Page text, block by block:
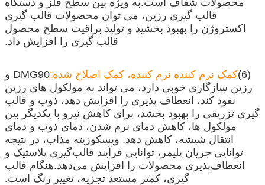
قالب گیری رزین، می توان محصولات قالب گیری
اکستروژن را بهبود بخشید و تولید براقیت سطح محصول
قالب گیری را افزایش داد.
(6) کمک نرم کننده نرم کننده، کمک اصلاح شده:
DMG90 و
رزین سازگاری خوبی دارد، می تواند به مولکول های رزین
نفوذ کند، انعطاف پذیری را افزایش دهد، ذوب و قالب
گیری تزریقی را بهبود بخشد، برای کاهش نیرو با یکدیگر بین
مولکول ها، کاهش دمای نرم شدن، دمای ذوب و دمای
انتقال شیشه، کاهش دهد. ویسکوزیته مذاب، در نتیجه
توانایی جریان پلیمر، توانایی فرآیند قالب‌گیری پلاستیک و
انعطاف‌پذیری محصولات را افزایش می‌دهد.هنگام قالب
گیری، کمتر مستعد تجزیه، تغییر رنگ است.